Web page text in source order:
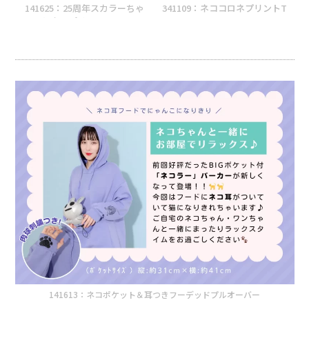
141625：25周年スカラーちゃ
んとネコプリントTシャツ
341109：ネココロネプリントT
141613：ネコポケット＆耳つきフーデッドプルオーバー